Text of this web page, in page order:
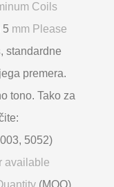
Coils
5 mm Please
, standardne
premera.
tono. Tako za
5052)
available
(MOQ)